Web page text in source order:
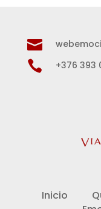

 +376 393
Inicio